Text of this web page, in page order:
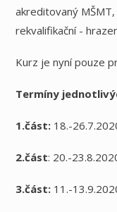
akreditovaný
rekvalifikační -
Kurz je nyní pouze
Termíny
1.část: 18.-
2.část: 20.-
3.část: 11.-